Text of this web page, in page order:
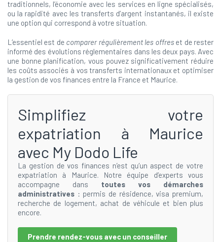
traditionnels, l’économie avec les services en ligne spécialisés,
ou la rapidité avec les transferts d’argent instantanés, il existe
une option qui correspond à votre situation.
L’essentiel est de comparer régulièrement les offreset de rester
informé des évolutions réglementaires dans les deux pays. Avec
une bonne planification, vous pouvez significativement réduire
les coûts associés à vos transferts internationaux et optimiser
la gestion de vos finances entre la France et Maurice.
Simplifiez votre
expatriation à Maurice
avec My Dodo Life
La gestion de vos finances n’est qu’un aspect de votre
expatriation à Maurice. Notre équipe d’experts vous
accompagne dans toutes vos démarches
administratives : permis de résidence, visa premium,
recherche de logement, achat de véhicule et bien plus
encore.
Prendre rendez-vous avec un conseiller